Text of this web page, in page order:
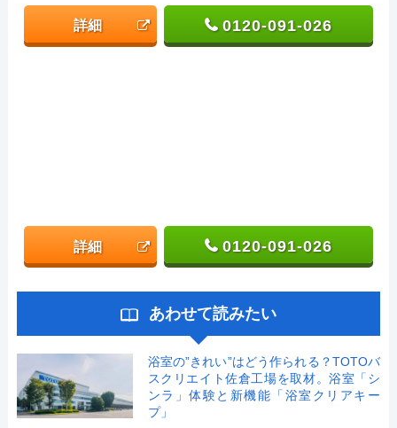
詳細 0120-091-026
詳細 0120-091-026
あわせて読みたい
浴室の”きれい”はどう作られる？TOTOバ
スクリエイト佐倉工場を取材。浴室「シ
ンラ」体験と新機能「浴室クリアキー
プ」